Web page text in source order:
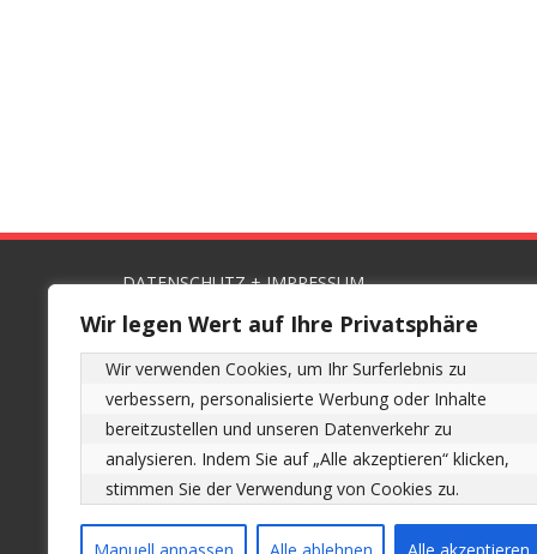
Wir legen Wert auf Ihre Privatsphäre
Wir verwenden Cookies, um Ihr Surferlebnis zu
verbessern, personalisierte Werbung oder Inhalte
bereitzustellen und unseren Datenverkehr zu
analysieren. Indem Sie auf „Alle akzeptieren“ klicken,
stimmen Sie der Verwendung von Cookies zu.
DATENSCHUTZ + IMPRESSUM
Impressum
Datenschutz
* gesponsorter Link
SUCHE